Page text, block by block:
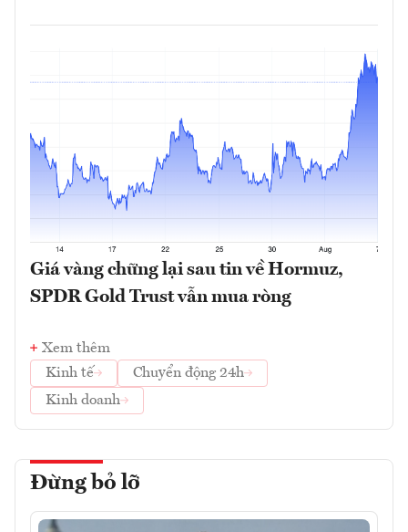
Giá vàng chững lại sau tin về Hormuz,
SPDR Gold Trust vẫn mua ròng
Xem thêm
Kinh tế
Chuyển động 24h
Kinh doanh
Đừng bỏ lỡ